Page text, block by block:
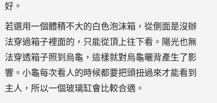
好。
若選用一個體積不大的白色泡沫箱，從側面是沒辦
法穿過箱子裡面的，只能從頂上往下看。陽光也無
法穿透箱子照到烏龜，這樣就對烏龜曬背產生了影
響。小龜每次看人的時候都要把頭扭過來才能看到
主人，所以一個玻璃缸會比較合適。